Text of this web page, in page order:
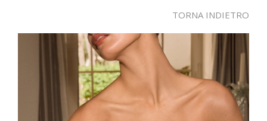
TORNA INDIETRO